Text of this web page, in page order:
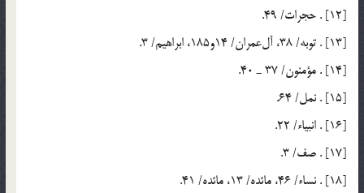
[12] . حجرات/ 49.
[13] . توبه/ 38، آل‌عمران/ 14و185، ابراهيم/ 3.
[14] . مؤمنون/ 37 ـ 40.
[15] . نمل/ 64.
[16] . انبياء/ 22.
[17] . صف/ 3.
[18] . نساء/ 46، مائده/ 13، مائده/ 41.